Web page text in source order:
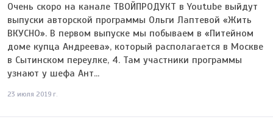
Очень скоро на канале ТВОЙПРОДУКТ в Youtube выйдут
выпуски авторской программы Ольги Лаптевой «Жить
ВКУСНО». В первом выпуске мы побываем в «Питейном
доме купца Андреева», который располагается в Москве
в Сытинском переулке, 4. Там участники программы
узнают у шефа Ант...
23 июля 2019 г.